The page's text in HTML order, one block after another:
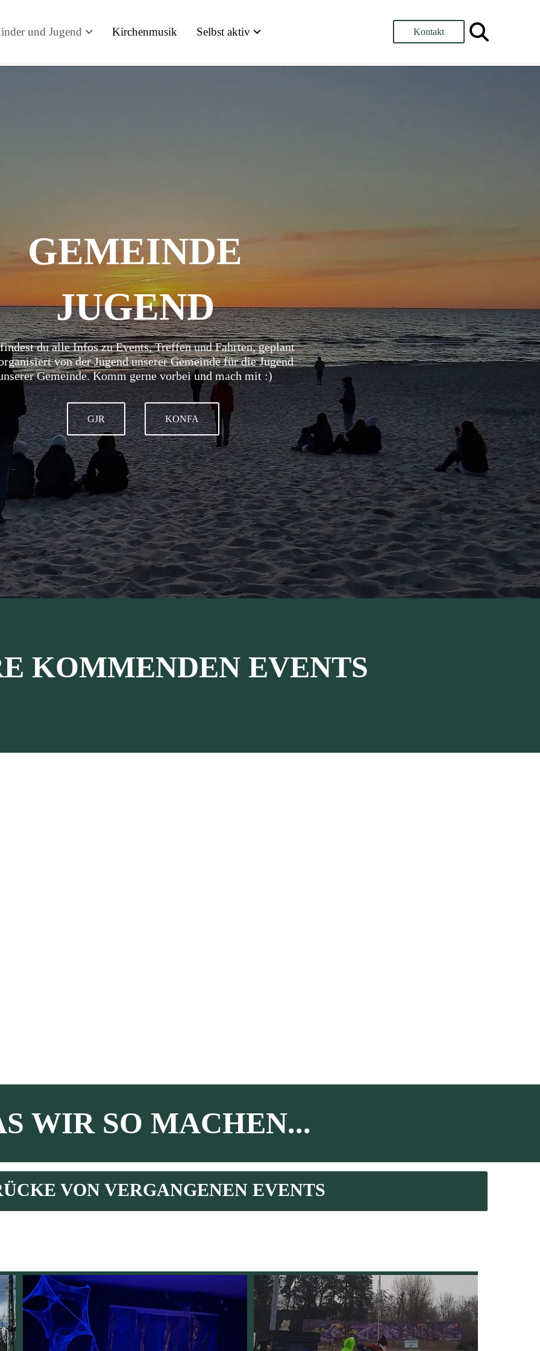
und Jugend Kirchenmusik Selbst aktiv Kontakt
GEMEINDE
JUGEND
du alle Infos zu Events, Treffen und Fahrten, geplant
von der Jugend unserer Gemeinde für die Jugend
Gemeinde. Komm gerne vorbei und mach mit :)
GJR KONFA
KOMMENDEN EVENTS
WIR SO MACHEN...
VON VERGANGENEN EVENTS